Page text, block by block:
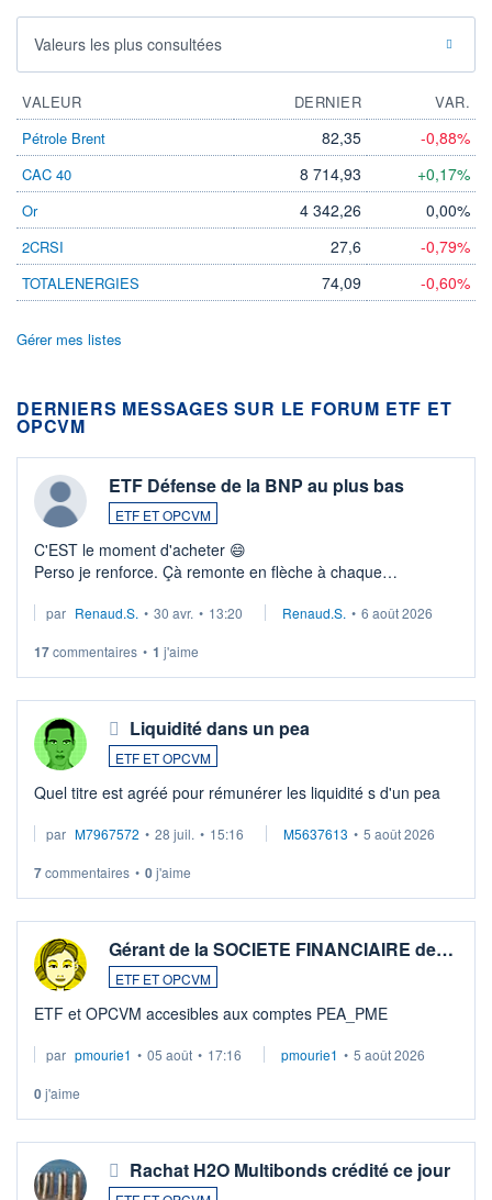
Valeurs les plus consultées
VALEUR DERNIER
VAR.
Pétrole Brent
82,35 -0,88%
CAC 40 8 714,93 +0,17%
Or 4 342,26 0,00%
2CRSI 27,6 -0,79%
TOTALENERGIES 74,09 -0,60%
Gérer mes listes
DERNIERS MESSAGES SUR LE FORUM ETF ET
OPCVM
ETF Défense de la BNP au plus bas
ETF ET OPCVM
C'EST le moment d'acheter 😄​
Perso je renforce. Çà remonte en flèche à chaque
Investissement long terme tip top pour sa retraite.
par Renaud.S. • 30 avr. • 13:20 Renaud.S. • 6 août 2026
17commentaires • 1 j'aime
Liquidité dans un pea
ETF ET OPCVM
Quel titre est agréé pour rémunérer les liquidité s d'un pea
par M7967572 • 28 juil. • 15:16 M5637613 • 5 août 2026
7commentaires • 0j'aime
Gérant de la SOCIETE FINANCIAIRE de…
ETF ET OPCVM
ETF et OPCVM accesibles aux comptes PEA_PME
par pmourie1 • 05 août • 17:16 pmourie1 • 5 août 2026
0j'aime
Rachat H2O Multibonds crédité ce jour